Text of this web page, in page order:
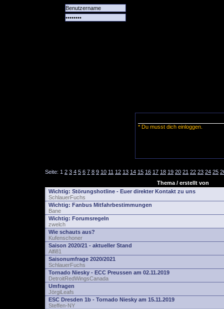
* Du musst dich einloggen.
Seite: 1 2 3 4 5 6 7 8 9 10 11 12 13 14 15 16 17 18 19 20 21 22 23 24 25
Thema / erstellt von
Wichtig: Störungshotline - Euer direkter Kontakt zu uns
SchlauerFuchs
Wichtig: Fanbus Mitfahrbestimmungen
Bane
Wichtig: Forumsregeln
zwelch
Wie schauts aus?
Kufenschoner
Saison 2020/21 - aktueller Stand
Alfi81
Saisonumfrage 2020/2021
SchlauerFuchs
Tornado Niesky - ECC Preussen am 02.11.2019
DetroitRedWingsCanada
Umfragen
JörgiLeafs
ESC Dresden 1b - Tornado Niesky am 15.11.2019
Steffen-NY